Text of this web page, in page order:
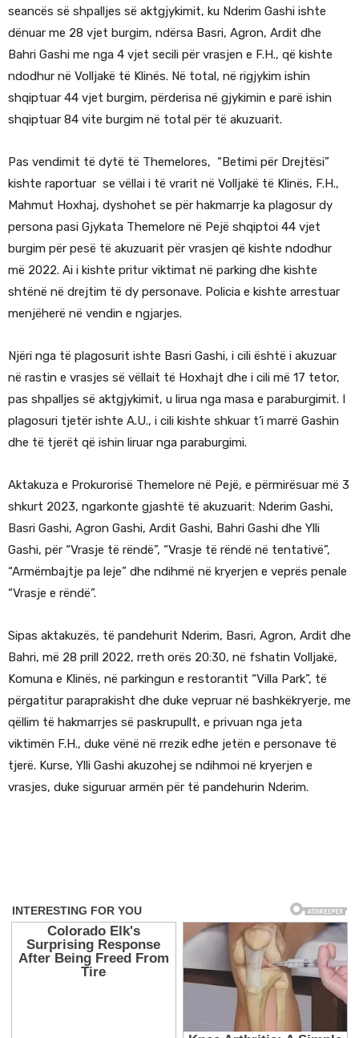
seancës së shpalljes së aktgjykimit, ku Nderim Gashi ishte
dënuar me 28 vjet burgim, ndërsa Basri, Agron, Ardit dhe
Bahri Gashi me nga 4 vjet secili për vrasjen e F.H., që kishte
ndodhur në Volljakë të Klinës. Në total, në rigjykim ishin
shqiptuar 44 vjet burgim, përderisa në gjykimin e parë ishin
shqiptuar 84 vite burgim në total për të akuzuarit.
Pas vendimit të dytë të Themelores, “Betimi për Drejtësi”
kishte raportuar se vëllai i të vrarit në Volljakë të Klinës, F.H.,
Mahmut Hoxhaj, dyshohet se për hakmarrje ka plagosur dy
persona pasi Gjykata Themelore në Pejë shqiptoi 44 vjet
burgim për pesë të akuzuarit për vrasjen që kishte ndodhur
më 2022. Ai i kishte pritur viktimat në parking dhe kishte
shtënë në drejtim të dy personave. Policia e kishte arrestuar
menjëherë në vendin e ngjarjes.
Njëri nga të plagosurit ishte Basri Gashi, i cili është i akuzuar
në rastin e vrasjes së vëllait të Hoxhajt dhe i cili më 17 tetor,
pas shpalljes së aktgjykimit, u lirua nga masa e paraburgimit. I
plagosuri tjetër ishte A.U., i cili kishte shkuar t’i marrë Gashin
dhe të tjerët që ishin liruar nga paraburgimi.
Aktakuza e Prokurorisë Themelore në Pejë, e përmirësuar më 3
shkurt 2023, ngarkonte gjashtë të akuzuarit: Nderim Gashi,
Basri Gashi, Agron Gashi, Ardit Gashi, Bahri Gashi dhe Ylli
Gashi, për “Vrasje të rëndë”, “Vrasje të rëndë në tentativë”,
“Armëmbajtje pa leje” dhe ndihmë në kryerjen e veprës penale
“Vrasje e rëndë”.
Sipas aktakuzës, të pandehurit Nderim, Basri, Agron, Ardit dhe
Bahri, më 28 prill 2022, rreth orës 20:30, në fshatin Volljakë,
Komuna e Klinës, në parkingun e restorantit “Villa Park”, të
përgatitur paraprakisht dhe duke vepruar në bashkëkryerje, me
qëllim të hakmarrjes së paskrupullt, e privuan nga jeta
viktimën F.H., duke vënë në rrezik edhe jetën e personave të
tjerë. Kurse, Ylli Gashi akuzohej se ndihmoi në kryerjen e
vrasjes, duke siguruar armën për të pandehurin Nderim.